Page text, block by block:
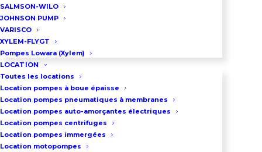
SALMSON-WILO
JOHNSON PUMP
VARISCO
XYLEM-FLYGT
Pompes Lowara (Xylem)
LOCATION
Toutes les locations
Location pompes à boue épaisse
Location pompes pneumatiques à membranes
Location pompes auto-amorçantes électriques
Location pompes centrifuges
Location pompes immergées
Location motopompes